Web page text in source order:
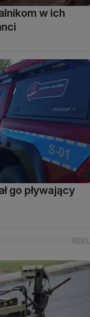
w ich
go pływający